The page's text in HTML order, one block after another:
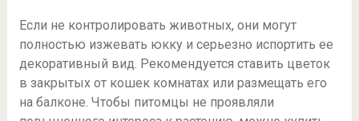
Если не контролировать животных, они могут
полностью изжевать юкку и серьезно испортить ее
декоративный вид. Рекомендуется ставить цветок
в закрытых от кошек комнатах или размещать его
на балконе. Чтобы питомцы не проявляли